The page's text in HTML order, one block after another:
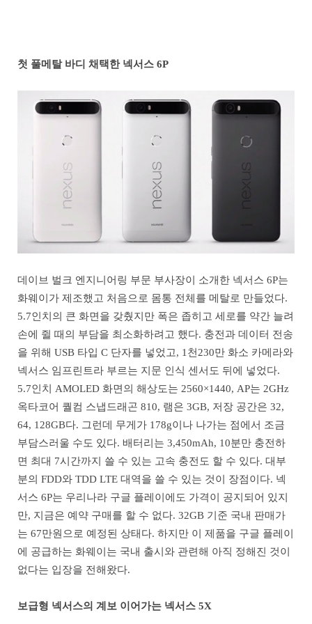
첫 풀메탈 바디 채택한 넥서스 6P
데이브 벌크 엔지니어링 부문 부사장이 소개한 넥서스 6P는
화웨이가 제조했고 처음으로 몸통 전체를 메탈로 만들었다.
5.7인치의 큰 화면을 갖췄지만 폭은 좁히고 세로를 약간 늘려
손에 쥘 때의 부담을 최소화하려고 했다. 충전과 데이터 전송
을 위해 USB 타입 C 단자를 넣었고, 1천230만 화소 카메라와
넥서스 임프린트라 부르는 지문 인식 센서도 뒤에 넣었다.
5.7인치 AMOLED 화면의 해상도는 2560×1440, AP는 2GHz
옥타코어 퀄컴 스냅드래곤 810, 램은 3GB, 저장 공간은 32,
64, 128GB다. 그런데 무게가 178g이나 나가는 점에서 조금
부담스러울 수도 있다. 배터리는 3,450mAh, 10분만 충전하
면 최대 7시간까지 쓸 수 있는 고속 충전도 할 수 있다. 대부
분의 FDD와 TDD LTE 대역을 쓸 수 있는 것이 장점이다. 넥
서스 6P는 우리나라 구글 플레이에도 가격이 공지되어 있지
만, 지금은 예약 구매를 할 수 없다. 32GB 기준 국내 판매가
는 67만원으로 예정된 상태다. 하지만 이 제품을 구글 플레이
에 공급하는 화웨이는 국내 출시와 관련해 아직 정해진 것이
없다는 입장을 전해왔다.
보급형 넥서스의 계보 이어가는 넥서스 5X